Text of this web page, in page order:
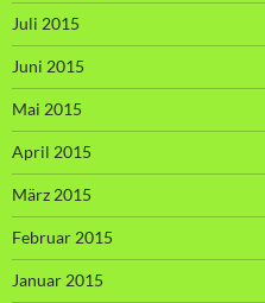
Juli 2015
Juni 2015
Mai 2015
April 2015
März 2015
Februar 2015
Januar 2015